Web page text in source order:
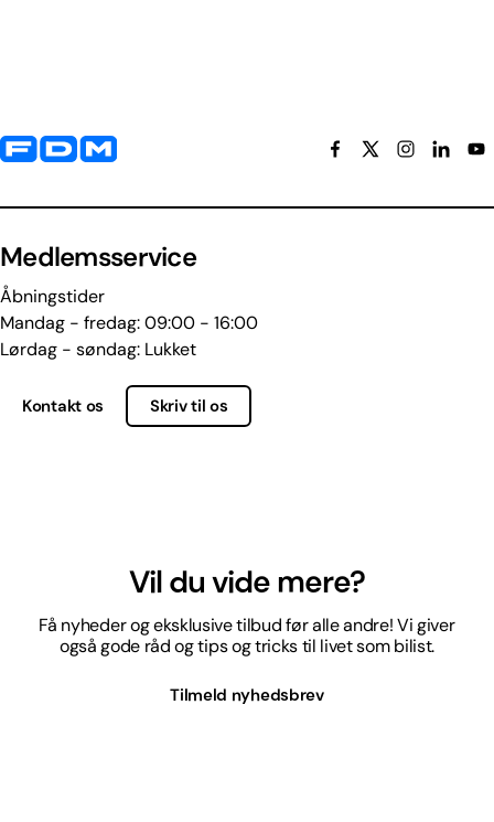
Yderligere information og kontaktoplysninger
Medlemsservice
Åbningstider
Mandag - fredag: 09:00 - 16:00
Lørdag - søndag: Lukket
Kontakt os Skriv til os
Vil du vide mere?
Få nyheder og eksklusive tilbud før alle andre! Vi giver
også gode råd og tips og tricks til livet som bilist.
Tilmeld nyhedsbrev